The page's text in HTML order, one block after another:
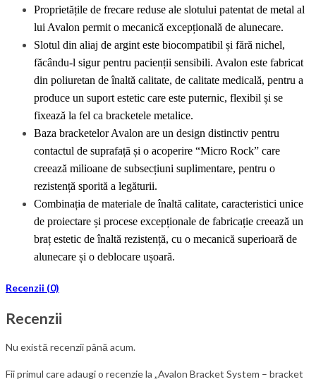
Proprietățile de frecare reduse ale slotului patentat de metal al
lui Avalon permit o mecanică excepțională de alunecare.
Slotul din aliaj de argint este biocompatibil și fără nichel,
făcându-l sigur pentru pacienții sensibili. Avalon este fabricat
din poliuretan de înaltă calitate, de calitate medicală, pentru a
produce un suport estetic care este puternic, flexibil și se
fixează la fel ca bracketele metalice.
Baza bracketelorAvalon are un design distinctiv pentru
contactul de suprafață și o acoperire “Micro Rock” care
creează milioane de subsecțiuni suplimentare, pentru o
rezistență sporită a legăturii.
Combinația de materiale de înaltă calitate, caracteristici unice
de proiectare și procese excepționale de fabricație creează un
braț estetic de înaltă rezistență, cu o mecanică superioară de
alunecare și o deblocare ușoară.
Recenzii (0)
Recenzii
Nu există recenzii până acum.
Fii primul care adaugi o recenzie la „Avalon Bracket System – bracket